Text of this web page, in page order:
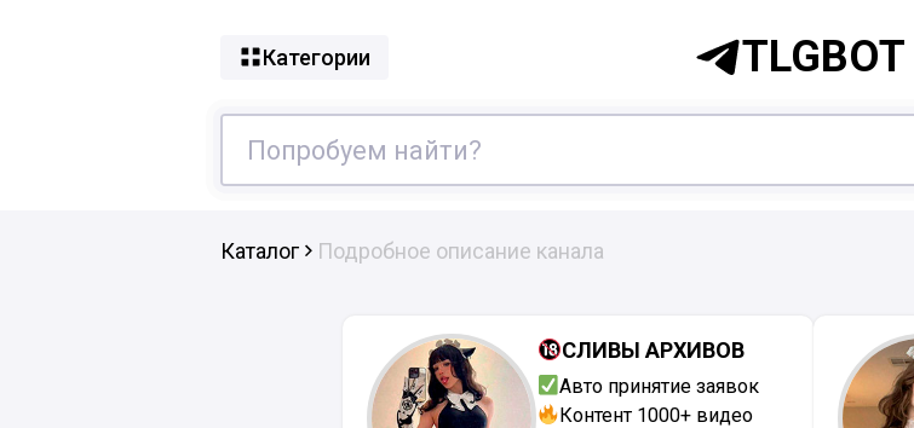
Категории TLGBOT
Каталог Подробное описание канала
СЛИВЫ АРХИВОВ
Авто принятие заявок
Контент 1000+ видео